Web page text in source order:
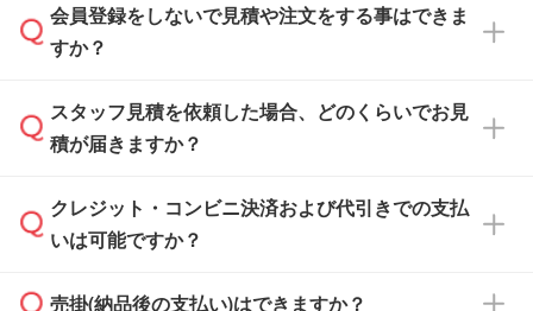
会員登録をしないで見積や注文をする事はできま
すか？
可能です。見積・注文フォームにて『ゲストの
まま進む』ボタンからお進みのうえ、ご依頼く
スタッフ見積を依頼した場合、どのくらいでお見
積が届きますか？
通常、翌営業日までにお送りしております。混
雑状況によっては、お時間をいただくこともご
依頼いただいた場合は、翌営業日以降のご連絡
クレジット・コンビニ決済および代引きでの支払
いは可能ですか？
売掛(納品後の支払い)はできますか？